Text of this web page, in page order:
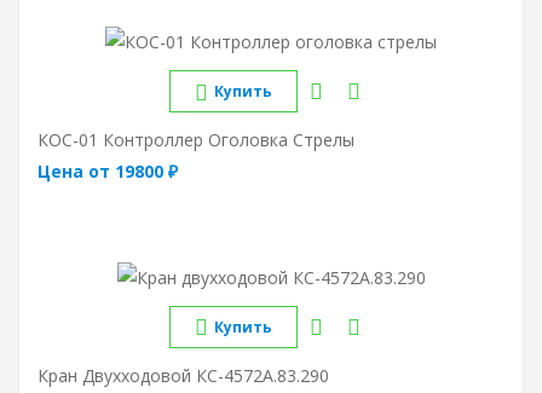
Купить
КОС-01 Контроллер Оголовка Стрелы
Цена от 19800 ₽
Купить
Кран Двухходовой КС-4572А.83.290